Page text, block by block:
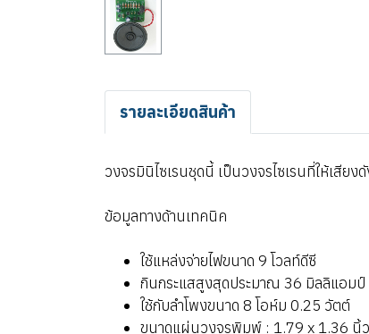
รายละเอียดสินค้า
วงจรมินิไซเรนชุดนี้ เป็นวงจรไซเรนที่ให้เสีย
ข้อมูลทางด้านเทคนิค
ใช้แหล่งจ่ายไฟขนาด 9 โวลท์ดีซี
กินกระแสสูงสุดประมาณ 36 มิลลิแอมป์
ใช้กับลำโพงขนาด 8 โอห์ม 0.25 วัตต์
ขนาดแผ่นวงจรพิมพ์ : 1.79 x 1.36 นิ้ว